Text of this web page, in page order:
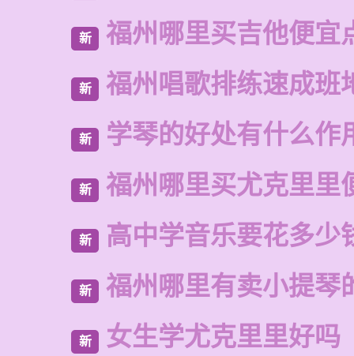
新 福州哪里买吉他便宜
新 福州唱歌排练速成班
新 学琴的好处有什么作
新 福州哪里买尤克里里
新 高中学音乐要花多少
新 福州哪里有卖小提琴
新 女生学尤克里里好吗